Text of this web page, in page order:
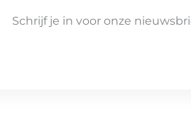
Schrijf je in voor onze